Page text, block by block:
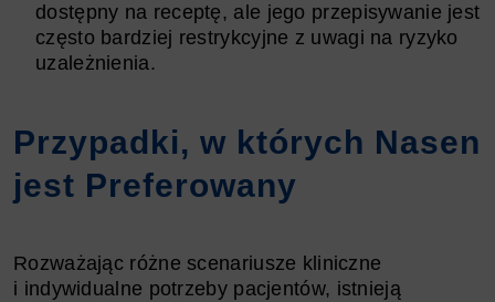
dostępny na receptę, ale jego przepisywanie jest
często bardziej restrykcyjne z uwagi na ryzyko
uzależnienia.
Przypadki, w których Nasen
jest Preferowany
Rozważając różne scenariusze kliniczne
i indywidualne potrzeby pacjentów, istnieją